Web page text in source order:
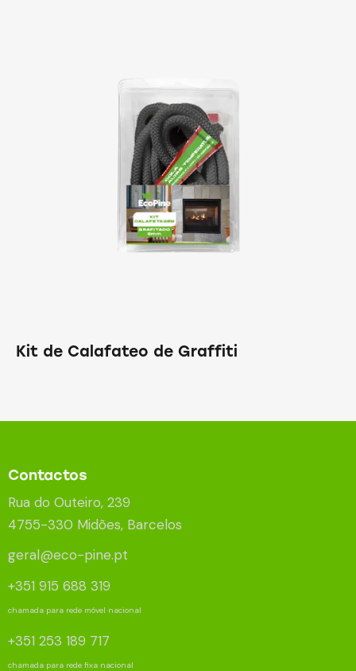
Kit de Calafateo de Graffiti
Contactos
Rua do Outeiro, 239
4755-330 Midões, Barcelos
geral@eco-pine.pt
+351 915 688 319
chamada para rede móvel nacional
+351 253 189 717
chamada para rede fixa nacional